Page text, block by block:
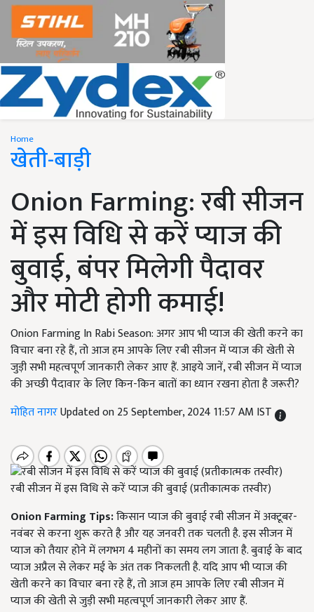
Home
खेती-बाड़ी
Onion Farming: रबी सीजन
में इस विधि से करें प्याज की
बुवाई, बंपर मिलेगी पैदावर
और मोटी होगी कमाई!
Onion Farming In Rabi Season: अगर आप भी प्याज की खेती करने का
विचार बना रहे हैं, तो आज हम आपके लिए रबी सीजन में प्याज की खेती से
जुड़ी सभी महत्वपूर्ण जानकारी लेकर आए हैं. आइये जानें, रबी सीजन में प्याज
की अच्छी पैदावार के लिए किन-किन बातों का ध्यान रखना होता है जरूरी?
मोहित नागरUpdated on 25 September, 2024 11:57 AM IST
रबी सीजन में इस विधि से करें प्याज की बुवाई (प्रतीकात्मक तस्वीर)
Onion Farming Tips:किसान प्याज की बुवाई रबी सीजन में अक्टूबर-
नवंबर से करना शुरू करते है और यह जनवरी तक चलती है. इस सीजन में
प्याज को तैयार होने में लगभग 4 महीनों का समय लग जाता है. बुवाई के बाद
प्याज अप्रैल से लेकर मई के अंत तक निकलती है. यदि आप भी प्याज की
खेती करने का विचार बना रहे हैं, तो आज हम आपके लिए रबी सीजन में
प्याज की खेती से जुड़ी सभी महत्वपूर्ण जानकारी लेकर आए हैं.